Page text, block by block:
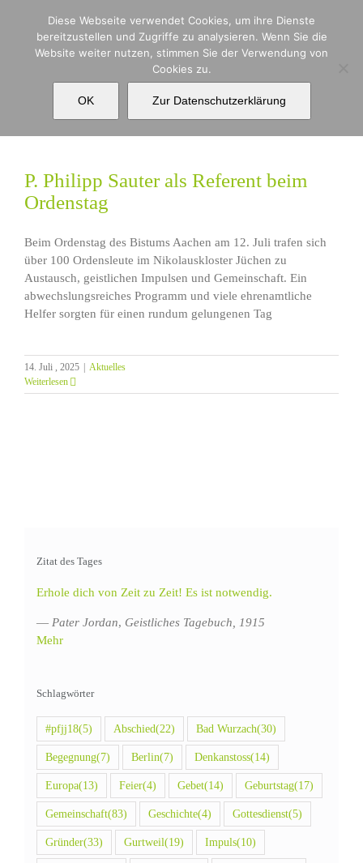
springen
SchaltjahrProjekt
P. Philipp Sauter als Referent beim
Ordenstag
Beim Ordenstag des Bistums Aachen am 12. Juli trafen sich
über 100 Ordensleute im Nikolauskloster Jüchen zu
Austausch, geistlichen Impulsen und Gemeinschaft. Ein
abwechslungsreiches Programm und viele ehrenamtliche
Helfer sorgten für einen rundum gelungenen Tag
14. Juli , 2025
Aktuelles
Weiterlesen
Zitat des Tages
Erhole dich von Zeit zu Zeit! Es ist notwendig.
— Pater Jordan, Geistliches Tagebuch, 1915
Mehr
Schlagwörter
#pfjj18(5) Abschied(22) Bad Wurzach(30)
Begegnung(7) Berlin(7) Denkanstoss(14)
Europa(13) Feier(4) Gebet(14) Geburtstag(17)
Gemeinschaft(83) Geschichte(4) Gottesdienst(5)
Gründer(33) Gurtweil(19) Impuls(10)
Diese Webseite verwendet Cookies, um ihre Dienste
bereitzustellen und Zugriffe zu analysieren. Wenn Sie die
Website weiter nutzen, stimmen Sie der Verwendung von
Cookies zu.
OK Zur Datenschutzerklärung